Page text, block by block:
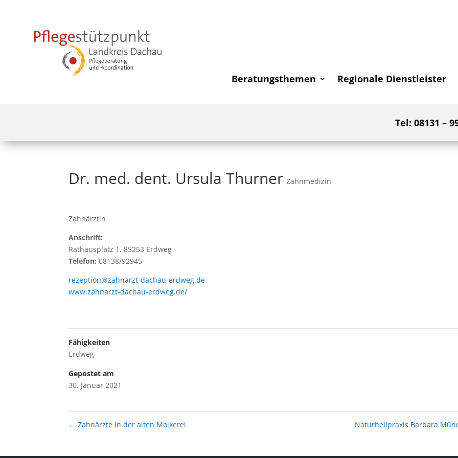
Beratungsthemen Regionale Dienstleister
Tel: 08131 –
Dr. med. dent. Ursula Thurner Zahnmedizin
Zahnärztin
Anschrift:
Rathausplatz 1, 85253 Erdweg
Telefon: 08138/92945
rezeption@zahnarzt-dachau-erdweg.de
www.zahnarzt-dachau-erdweg.de/
Fähigkeiten
Erdweg
Gepostet am
30. Januar 2021
← Zahnärzte in der alten Molkerei Naturheilpraxis Barbara